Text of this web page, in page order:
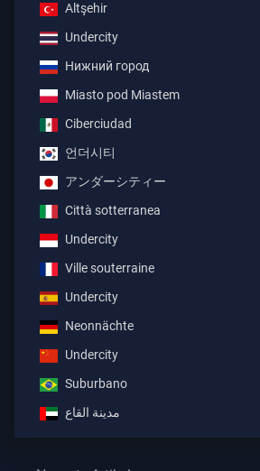
Altşehir
Undercity
Нижний город
Miasto pod Miastem
Ciberciudad
언더시티
アンダーシティー
Città sotterranea
Undercity
Ville souterraine
Undercity
Neonnächte
Undercity
Suburbano
مدينة القاع